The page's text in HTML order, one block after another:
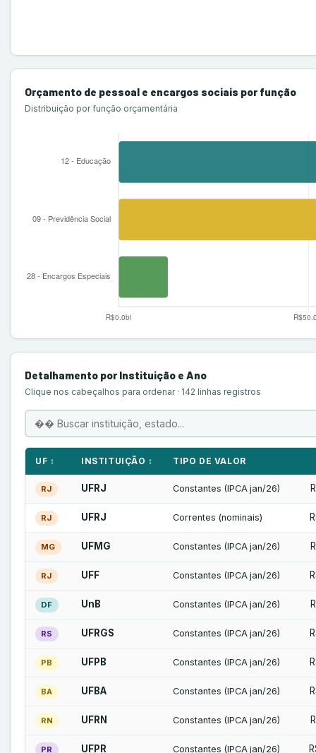
Orçamento de pessoal e encargos sociais por função
Distribuição por função orçamentária
Detalhamento por Instituição e Ano
Clique nos cabeçalhos para ordenar · 142 linhas registros
UF ↕ INSTITUIÇÃO ↕ TIPO DE VALOR
RJ UFRJ Constantes (IPCA jan/26)
RJ UFRJ Correntes (nominais)
MG UFMG Constantes (IPCA jan/26)
RJ UFF Constantes (IPCA jan/26)
DF UnB Constantes (IPCA jan/26)
RS UFRGS Constantes (IPCA jan/26)
PB UFPB Constantes (IPCA jan/26)
BA UFBA Constantes (IPCA jan/26)
RN UFRN Constantes (IPCA jan/26)
PR UFPR Constantes (IPCA jan/26)